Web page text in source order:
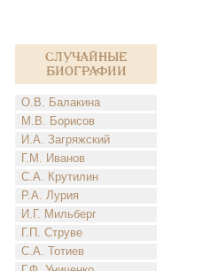
Случайные
биографии
О.В. Балакина
М.В. Борисов
И.А. Загряжский
Г.М. Иванов
С.А. Крутилин
Р.А. Лурия
И.Г. Мильберг
Г.П. Струве
С.А. Тотиев